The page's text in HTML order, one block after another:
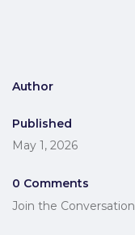
Author
Published
May 1, 2026
0 Comments
Join the Conversation